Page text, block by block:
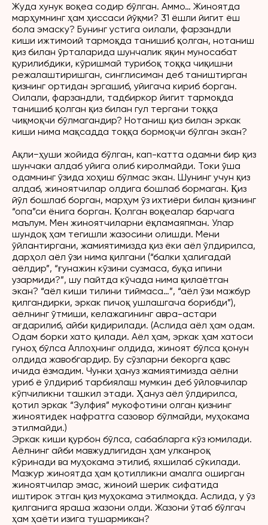
Жуда хунук воқеа содир бўлган. Аммо… Жиноятда
марҳумнинг ҳам ҳиссаси йўқми? 31 ёшли йигит ёш
бола эмаску? Бунинг устига оилали, фарзандли
киши ижтимоий тармоқда танишиб қолган, нотаниш
қиз билан ўрталарида шунчалик яқин муносабат
қурилибдики, кўришмай турибоқ тоққа чиқишни
режалаштиришган, синглисиман деб таништирган
қизнинг ортидан эргашиб, уйигача кириб борган.
Оилали, фарзандли, тадбиркор йигит тармоқда
танишиб қолган қиз билан гул тергани тоққа
чиқмоқчи бўлмагандир? Нотаниш қиз билан эркак
киши нима мақсадда тоққа бормоқчи бўлган экан?
Ақли−ҳуши жойида бўлган, кап-катта одамни бир қиз
шунчаки алдаб уйига олиб киролмайди. Токи ўша
одамнинг ўзида хоҳиш бўлмас экан. Шунинг учун қиз
алдаб, жиноятчилар олдига бошлаб бормаган. Қиз
йўл бошлаб борган, марҳум ўз ихтиёри билан қизнинг
“опа”си ёнига борган. Қолган воқеалар барчага
маълум. Мен жиноятчиларни ёқламаяпман. Улар
шундоқ ҳам тегишли жазосини олишди. Мени
ўйлантиргани, жамиятимизда қиз ёки аёл ўлдирилса,
дарҳол аёл ўзи нима қилгани (“балки ҳалигадай
аёлдир”, “ғунажин кўзини сузмаса, буқа ипини
узармиди?”, шу пайтда кўчада нима қилаётган
экан? “аёл киши тилини тиймаса…”, “аёл ўзи мажбур
қилгандирки, эркак пичоқ ушлашгача борибди”),
аёлнинг ўтмиши, келажагининг авра-астари
ағдарилиб, айби қидирилади. (Аслида аёл ҳам одам.
Одам борки хато қилади. Аёл ҳам, эркак ҳам хатоси
гуноҳ бўлса Аллоҳнинг олдида, жиноят бўлса қонун
олдида жавобгардир. Бу сўзларни бекорга қавс
ичида ёзмадим. Чунки ҳануз жамиятимизда аёлни
уриб ё ўлдириб тарбиялаш мумкин деб ўйловчилар
кўпчиликни ташкил этади. Ҳануз аёл ўлдирилса,
қотил эркак “Зулфия” мукофотини олган қизнинг
жиноятидек нафратга сазовор бўлмайди, муҳокама
этилмайди.)
Эркак киши қурбон бўлса, сабабларга кўз юмилади.
Аёлнинг айби мавжудлигидан ҳам улканроқ
кўринади ва муҳокама этилиб, яхшилаб сўкилади.
Мазкур жиноятда ҳам қотилликни амалга оширган
жиноятчилар эмас, жиноий шерик сифатида
иштирок этган қиз муҳокама этилмоқда. Аслида, у ўз
қилганига яраша жазони олди. Жазони ўтаб бўлгач
ҳам ҳаёти изига тушармикан?